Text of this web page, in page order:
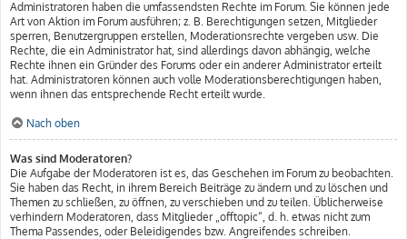
Administratoren haben die umfassendsten Rechte im Forum. Sie können jede
Art von Aktion im Forum ausführen; z. B. Berechtigungen setzen, Mitglieder
sperren, Benutzergruppen erstellen, Moderationsrechte vergeben usw. Die
Rechte, die ein Administrator hat, sind allerdings davon abhängig, welche
Rechte ihnen ein Gründer des Forums oder ein anderer Administrator erteilt
hat. Administratoren können auch volle Moderationsberechtigungen haben,
wenn ihnen das entsprechende Recht erteilt wurde.
Nach oben
Was sind Moderatoren?
Die Aufgabe der Moderatoren ist es, das Geschehen im Forum zu beobachten.
Sie haben das Recht, in ihrem Bereich Beiträge zu ändern und zu löschen und
Themen zu schließen, zu öffnen, zu verschieben und zu teilen. Üblicherweise
verhindern Moderatoren, dass Mitglieder „offtopic“, d. h. etwas nicht zum
Thema Passendes, oder Beleidigendes bzw. Angreifendes schreiben.